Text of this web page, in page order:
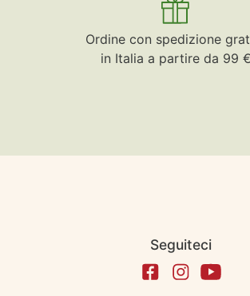
Ordine con spedizione
in Italia a partire da 99
Seguiteci